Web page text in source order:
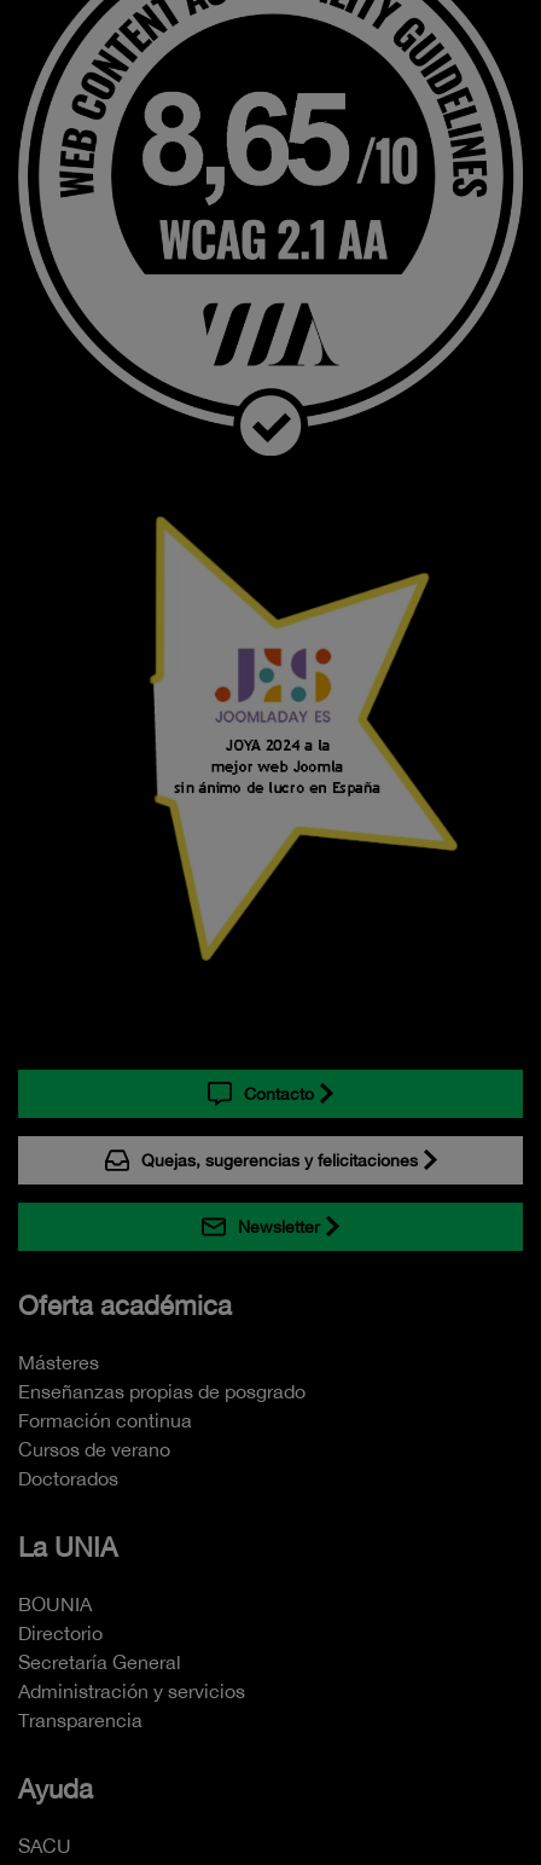
Contacto
Quejas, sugerencias y felicitaciones
Newsletter
Oferta académica
Másteres
Enseñanzas propias de posgrado
Formación continua
Cursos de verano
Doctorados
La UNIA
BOUNIA
Directorio
Secretaría General
Administración y servicios
Transparencia
Ayuda
SACU